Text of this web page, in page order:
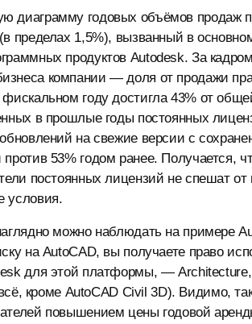
диаграмму годовых объёмов продаж
пределах 1,5%), вызванный в
продуктов Autodesk. За
компании — доля от продажи
году достигла 43% от
в прошлые годы постоянных
на свежие версии с
53% годом ранее. Получается,
постоянных лицензий не спешат
условия.
можно наблюдать на примере
на AutoCAD, вы получаете право
для этой платформы, —
кроме AutoCAD Civil 3D). Видимо,
повышением цены годовой